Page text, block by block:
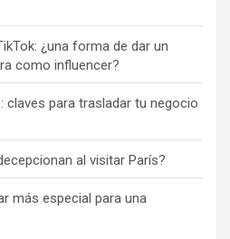
¿una forma de dar un
como influencer?
claves para trasladar tu negocio
al visitar París?
más especial para una